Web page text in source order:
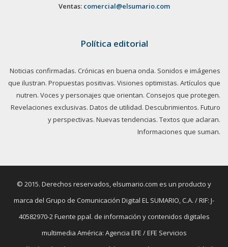
Ventas: comercial@elsumario.com
Política editorial
Noticias confirmadas. Crónicas en buena onda. Sonidos e imágenes
que ilustran. Propuestas positivas. Visiones optimistas. Artículos que
nutren. Voces y personajes que orientan. Consejos que protegen.
Revelaciones exclusivas. Datos de utilidad. Descubrimientos. Futuro
y perspectivas. Nuevas tendencias. Textos que aclaran.
Informaciones que suman.
© 2015. Derechos reservados, elsumario.com es un producto y
marca del Grupo de Comunicación Digital EL SUMARIO, C.A. / RIF: J-
40582970-2 Fuente ppal. de información y contenidos digitales
multimedia América: Agencia EFE / EFE Servicios